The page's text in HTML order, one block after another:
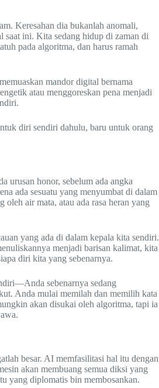
Keresahan dia bukanlah anomali,
saat ini. Kita sedang hidup di zaman di
pada algoritma, dan harus ramah
mandor digital bernama
atau menggoreskan pena menjadi
diri sendiri dahulu, baru untuk orang
urusan honor, sebelum ada angka
ada sesuatu yang menyumbat di dalam
air mata, atau ada rasa heran yang
yang ada di dalam kepala kita sendiri.
menjadi barisan kalimat, kita
diri kita yang sebenarnya.
sebenarnya sedang
Anda mulai memilah dan memilih kata
akan disukai oleh algoritma, tapi ia
besar. AI memfasilitasi hal itu dengan
akan membuang semua diksi yang
yang diplomatis bin membosankan.